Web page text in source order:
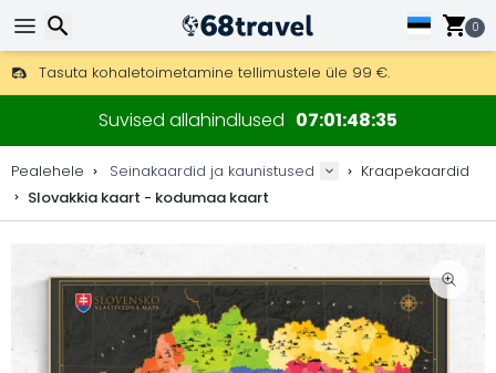
0
Tasuta kohaletoimetamine tellimustele üle 99 €.
Saab saata ka DHL Expressi kaudu (kohaletoimetamine 24 tunni
30 päeva tagastamiseks, 90 päeva puidust kaartide ja
Suvised allahindlused 07014834
Pealehele Seinakaardid ja kaunistused
Kraapekaardid
Slovakkia kaart - kodumaa kaart
Otsi